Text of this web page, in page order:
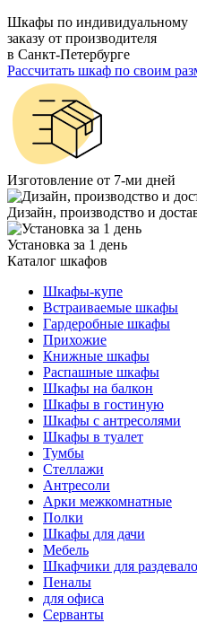
Шкафы по индивидуальному
заказу от производителя
в Санкт-Петербурге
Рассчитать шкаф по своим
Изготовление от 7-ми дней
Дизайн, производство и
Установка за 1 день
Каталог шкафов
Шкафы-купе
Встраиваемые шкафы
Гардеробные шкафы
Прихожие
Книжные шкафы
Распашные шкафы
Шкафы на балкон
Шкафы в гостиную
Шкафы с антресолями
Шкафы в туалет
Тумбы
Стеллажи
Антресоли
Арки межкомнатные
Полки
Шкафы для дачи
Мебель
Шкафчики для
Пеналы
для офиса
Серванты